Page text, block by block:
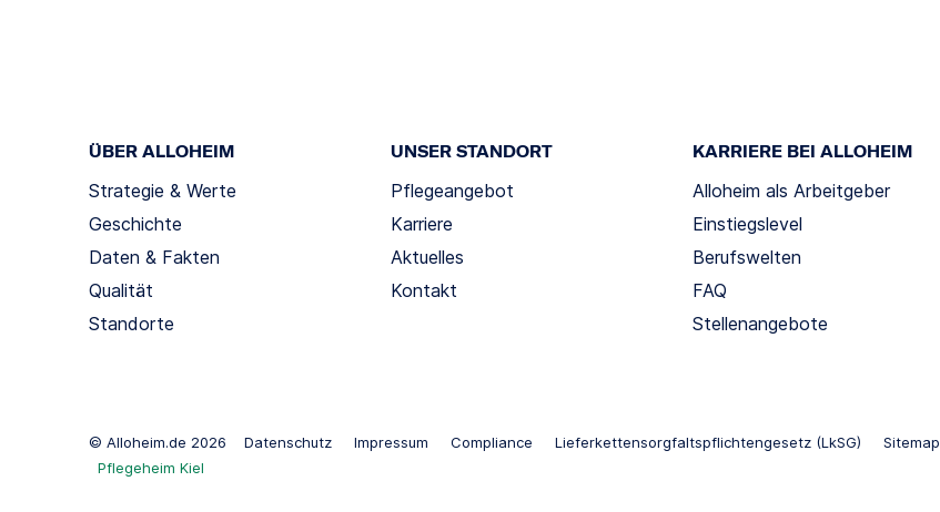
ÜBER ALLOHEIM
Strategie & Werte
Geschichte
Daten & Fakten
Qualität
Standorte
UNSER STANDORT
Pflegeangebot
Karriere
Aktuelles
Kontakt
KARRIERE BEI ALLOHEIM
Alloheim als Arbeitgeber
Einstiegslevel
Berufswelten
FAQ
Stellenangebote
© Alloheim.de 2026 Datenschutz Impressum Compliance Lieferkettensorgfaltspflichtengesetz (LkSG) Sitemap
Pflegeheim Kiel